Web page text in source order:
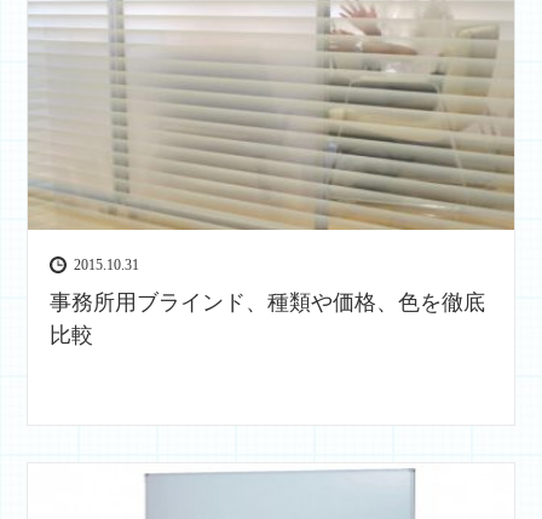
2015.10.31
事務所用ブラインド、種類や価格、色を徹底
比較